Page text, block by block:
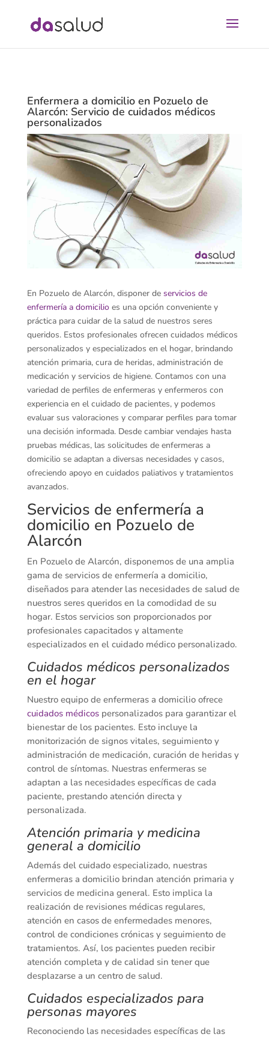
Enfermera a domicilio en Pozuelo de
Alarcón: Servicio de cuidados médicos
personalizados
En Pozuelo de Alarcón, disponer de servicios de
enfermería a domicilioes una opción conveniente y
práctica para cuidar de la salud de nuestros seres
queridos. Estos profesionales ofrecen cuidados médicos
personalizados y especializados en el hogar, brindando
atención primaria, cura de heridas, administración de
medicación y servicios de higiene. Contamos con una
variedad de perfiles de enfermeras y enfermeros con
experiencia en el cuidado de pacientes, y podemos
evaluar sus valoraciones y comparar perfiles para tomar
una decisión informada. Desde cambiar vendajes hasta
pruebas médicas, las solicitudes de enfermeras a
domicilio se adaptan a diversas necesidades y casos,
ofreciendo apoyo en cuidados paliativos y tratamientos
avanzados.
Servicios de enfermería a
domicilio en Pozuelo de
Alarcón
En Pozuelo de Alarcón, disponemos de una amplia
gama de servicios de enfermería a domicilio,
diseñados para atender las necesidades de salud de
nuestros seres queridos en la comodidad de su
hogar. Estos servicios son proporcionados por
profesionales capacitados y altamente
especializados en el cuidado médico personalizado.
Cuidados médicos personalizados
en el hogar
Nuestro equipo de enfermeras a domicilio ofrece
cuidados médicospersonalizados para garantizar el
bienestar de los pacientes. Esto incluye la
monitorización de signos vitales, seguimiento y
administración de medicación, curación de heridas y
control de síntomas. Nuestras enfermeras se
adaptan a las necesidades específicas de cada
paciente, prestando atención directa y
personalizada.
Atención primaria y medicina
general a domicilio
Además del cuidado especializado, nuestras
enfermeras a domicilio brindan atención primaria y
servicios de medicina general. Esto implica la
realización de revisiones médicas regulares,
atención en casos de enfermedades menores,
control de condiciones crónicas y seguimiento de
tratamientos. Así, los pacientes pueden recibir
atención completa y de calidad sin tener que
desplazarse a un centro de salud.
Cuidados especializados para
personas mayores
Reconociendo las necesidades específicas de las